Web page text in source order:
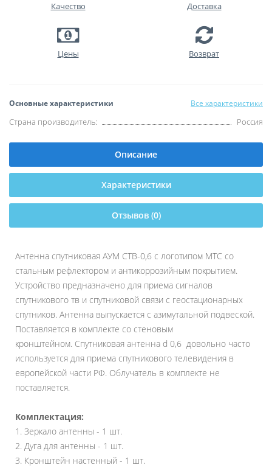
Качество Доставка
Цены Возврат
Основные характеристики Все характеристики
Страна производитель: Россия
Описание
Характеристики
Отзывов (0)
Антенна спутниковая АУМ CTB-0,6 с логотипом МТС со
стальным рефлектором и антикоррозийным покрытием.
Устройство предназначено для приема сигналов
спутникового тв и спутниковой связи с геостационарных
спутников. Антенна выпускается с азимутальной подвеской.
Поставляется в комплекте со стеновым
кронштейном. Спутниковая антенна d 0,6 довольно часто
используется для приема спутникового телевидения в
европейской части РФ. Облучатель в комплекте не
поставляется.
Комплектация:
1. Зеркало антенны - 1 шт.
2. Дуга для антенны - 1 шт.
3. Кронштейн настенный - 1 шт.